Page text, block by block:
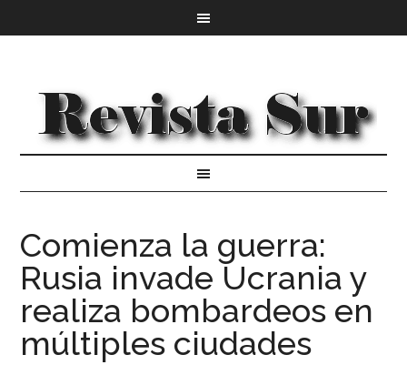
Comienza la guerra:
Rusia invade Ucrania y
realiza bombardeos en
múltiples ciudades